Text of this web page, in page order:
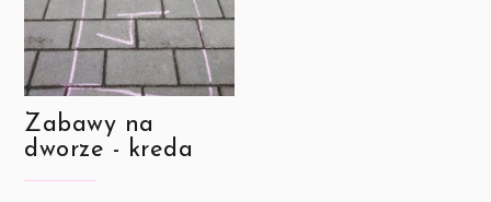
Zabawy na
dworze - kreda